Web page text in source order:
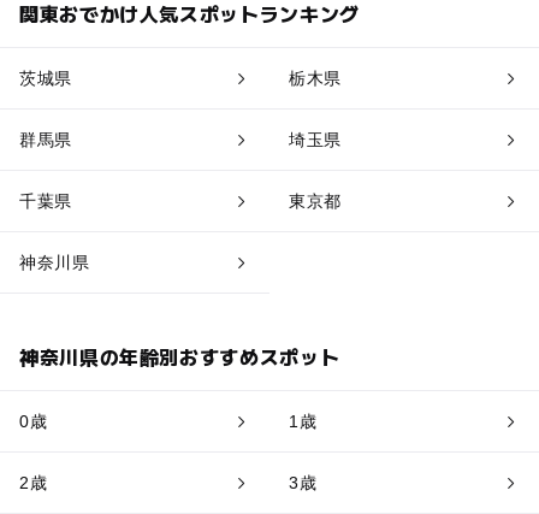
関東おでかけ人気スポットランキング
茨城県 栃木県
群馬県 埼玉県
千葉県 東京都
神奈川県
神奈川県の年齢別おすすめスポット
0歳 1歳
2歳 3歳